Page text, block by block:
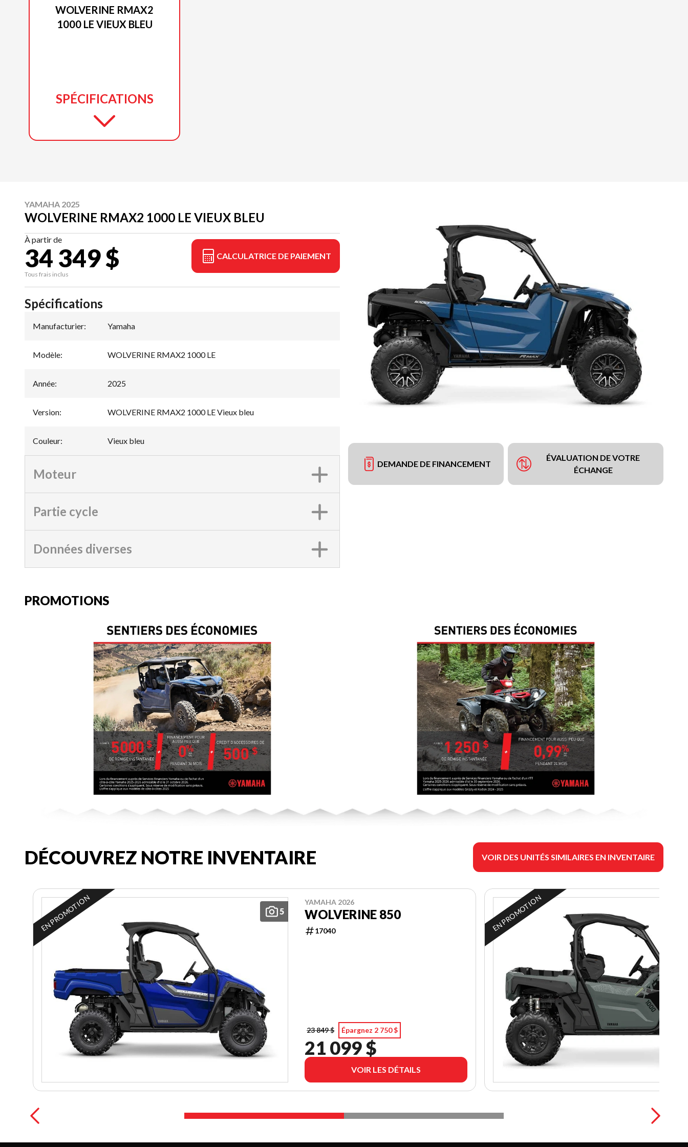
WOLVERINE RMAX2
1000 LE VIEUX BLEU
SPÉCIFICATIONS
YAMAHA 2025
WOLVERINE RMAX2 1000 LE VIEUX BLEU
À partir de
34 349 $
Tous frais inclus
CALCULATRICE DE PAIEMENT
DEMANDE DE FINANCEMENT
ÉVALUATION DE VOTRE
ÉCHANGE
Spécifications
Manufacturier: Yamaha
Modèle: WOLVERINE RMAX2 1000 LE
Année: 2025
Version: WOLVERINE RMAX2 1000 LE Vieux bleu
Couleur: Vieux bleu
Moteur
Partie cycle
Données diverses
PROMOTIONS
DÉCOUVREZ NOTRE INVENTAIRE VOIR DES UNITÉS SIMILAIRES EN INVENTAIRE
5
EN PROMOTION YAMAHA 2026
WOLVERINE 850
17040
23 849 $ Épargnez 2 750 $
21 099 $
VOIR LES DÉTAILS
EN PROMOTION